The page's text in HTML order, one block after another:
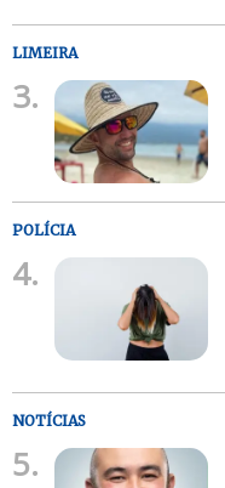
LIMEIRA
3.
POLÍCIA
4.
NOTÍCIAS
5.